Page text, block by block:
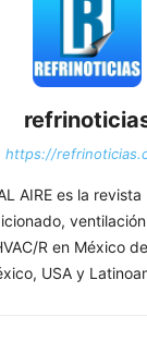
https://
AIRE es la
R en México
USA y